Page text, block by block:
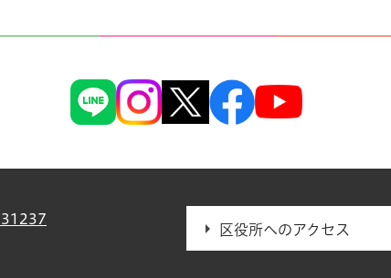
区役所へのアクセス